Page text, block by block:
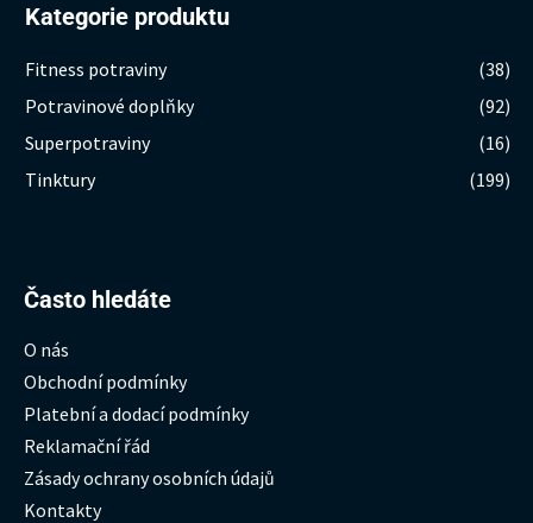
Kategorie produktu
Fitness potraviny
(38)
Potravinové doplňky
(92)
Superpotraviny
(16)
Tinktury
(199)
Často hledáte
O nás
Obchodní podmínky
Platební a dodací podmínky
Reklamační řád
Zásady ochrany osobních údajů
Kontakty
Hledat: